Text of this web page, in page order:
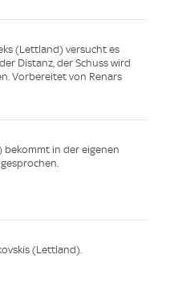
(Lettland) versucht es
Distanz, der Schuss wird
Vorbereitet von Renars
bekommt in der eigenen
(Lettland).